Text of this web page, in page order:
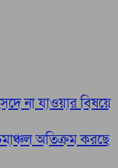
না যাওয়ার বিষয়ে
অতিক্রম করছে